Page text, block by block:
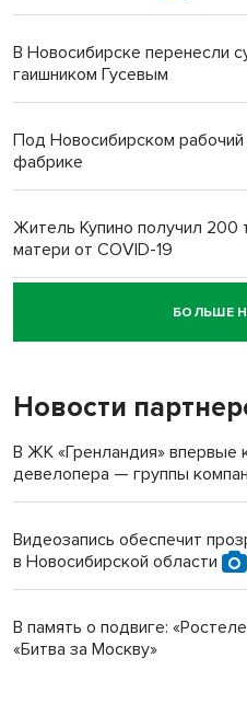
В Новосибирске перенесли
гаишником Гусевым
Под Новосибирском
фабрике
Житель Купино получил 200
матери от COVID-19
Новосибирский суд наказал
пенсионерки на вокзале
БОЛЬШЕ
Новости
В ЖК «Гренландия» впервые
девелопера — группы
Видеозапись обеспечит
в Новосибирской области
В память о подвиге:
«Битва за Москву»